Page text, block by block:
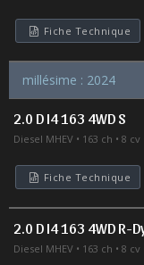
Fiche Technique
millésime : 2024
2.0 D I4 163 4WD S
Diesel MHEV 163 ch 8 cv
Fiche Technique
2.0 D I4 163 4WD R-
Diesel MHEV 163 ch 8 cv